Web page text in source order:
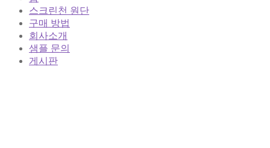
스크린천 원단
구매 방법
회사소개
샘플 문의
게시판